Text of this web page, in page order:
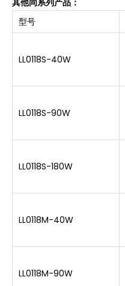
其他同系列产品：
型号
LL0118S-40W
LL0118S-90W
LL0118S-180W
LL0118M-40W
LL0118M-90W